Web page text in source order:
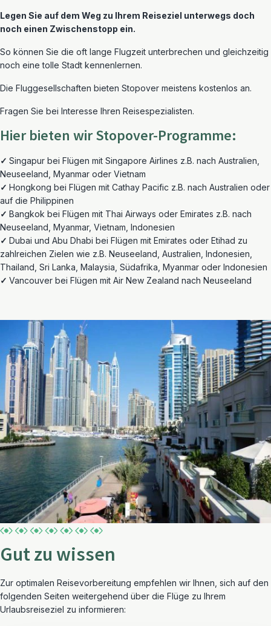
Legen Sie auf dem Weg zu Ihrem Reiseziel unterwegs doch
noch einen Zwischenstopp ein.
So können Sie die oft lange Flugzeit unterbrechen und gleichzeitig
noch eine tolle Stadt kennenlernen.
Die Fluggesellschaften bieten Stopover meistens kostenlos an.
Fragen Sie bei Interesse Ihren Reisespezialisten.
Hier bieten wir Stopover-Programme:
✓ Singapur bei Flügen mit Singapore Airlines z.B. nach Australien,
Neuseeland, Myanmar oder Vietnam
✓ Hongkong bei Flügen mit Cathay Pacific z.B. nach Australien oder
auf die Philippinen
✓ Bangkok bei Flügen mit Thai Airways oder Emirates z.B. nach
Neuseeland, Myanmar, Vietnam, Indonesien
✓ Dubai und Abu Dhabi bei Flügen mit Emirates oder Etihad zu
zahlreichen Zielen wie z.B. Neuseeland, Australien, Indonesien,
Thailand, Sri Lanka, Malaysia, Südafrika, Myanmar oder Indonesien
✓ Vancouver bei Flügen mit Air New Zealand nach Neuseeland
Gut zu wissen
Zur optimalen Reisevorbereitung empfehlen wir Ihnen, sich auf den
folgenden Seiten weitergehend über die Flüge zu Ihrem
Urlaubsreiseziel zu informieren: